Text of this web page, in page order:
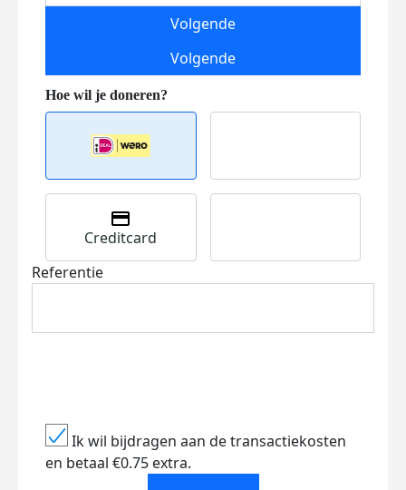
Volgende
Volgende
Creditcard
Referentie
Ik wil bijdragen aan de transactiekosten
en betaal €0.75 extra.